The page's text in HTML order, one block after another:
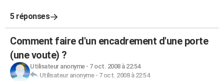
5 réponses
Comment faire d'un encadrement d'une porte
(une voute) ?
Utilisateur anonyme- 7 oct. 2008 à 22:54
Utilisateur anonyme- 7 oct. 2008 à 22:54